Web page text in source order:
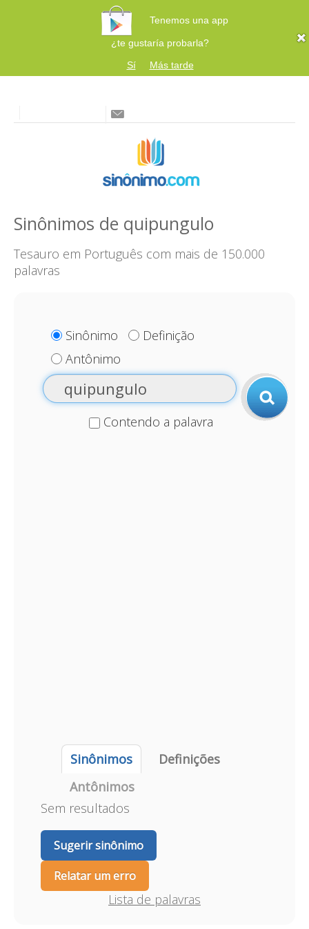
Tenemos una app
¿te gustaría probarla?
Sí
Más tarde
Sinônimos de quipungulo
Tesauro em Português com mais de 150.000
palavras
Sinônimo
Definição
Antônimo
Contendo a palavra
Sinônimos
Definições
Antônimos
Sem resultados
Sugerir sinônimo
Relatar um erro
Lista de palavras